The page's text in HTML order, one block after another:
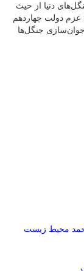
دنیا از حیث
عزم دولت چهاردهم
جنگل‌ها
محیط زیست